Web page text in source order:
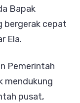
Bapak
bergerak cepat
Ela.
Pemerintah
mendukung
pusat,